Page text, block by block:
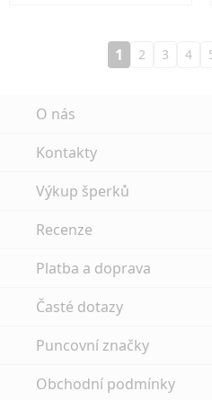
1 2 3 4
O nás
Kontakty
Výkup šperků
Recenze
Platba a doprava
Časté dotazy
Puncovní značky
Obchodní podmínky